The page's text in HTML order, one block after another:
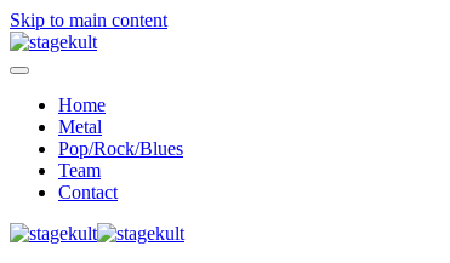
Skip to main content
Home
Metal
Pop/Rock/Blues
Team
Contact